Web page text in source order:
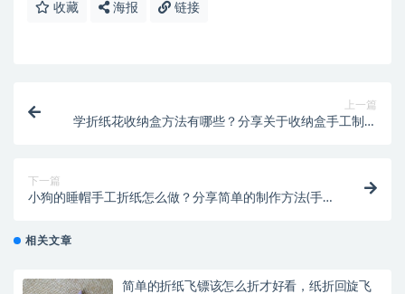
收藏 海报 链接
上一篇
学折纸花收纳盒方法有哪些？分享关于收纳盒手工制作
下一篇
小狗的睡帽手工折纸怎么做？分享简单的制作方法(手工
相关文章
简单的折纸飞镖该怎么折才好看，纸折回旋飞